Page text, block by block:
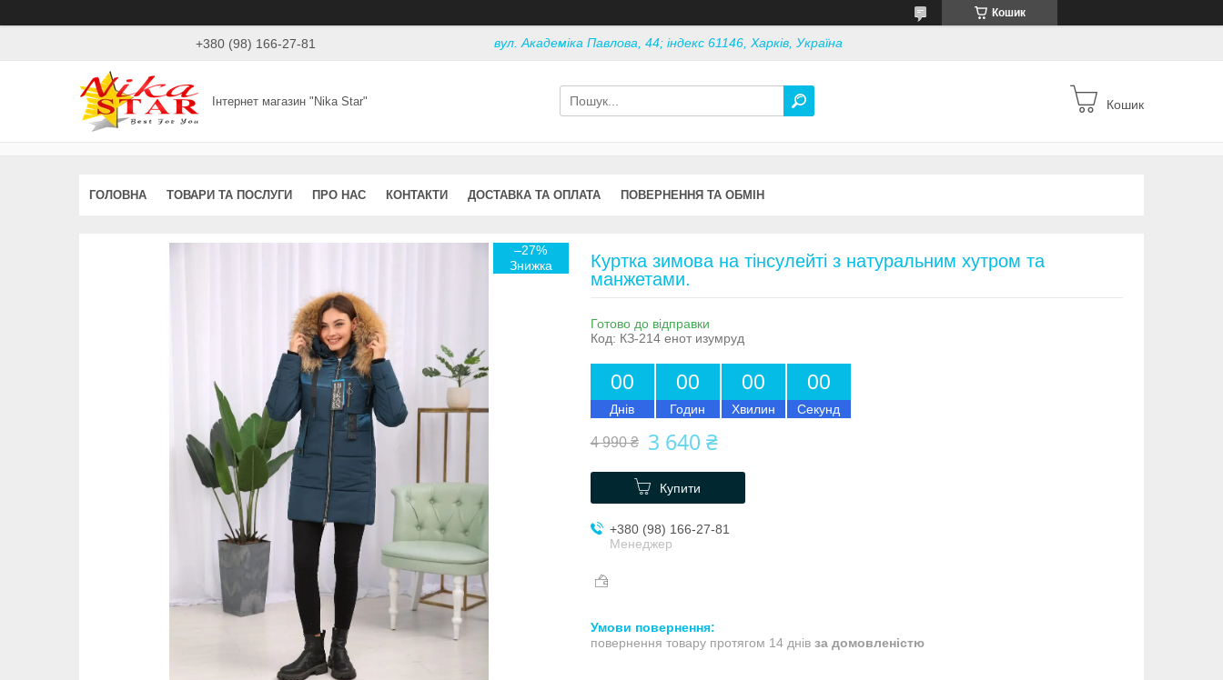
Кошик
+380 (98) 166-27-81 вул. Академіка Павлова, 44; індекс 61146, Харків, Україна
Інтернет магазин "Nika Star" Кошик
ГОЛОВНА ТОВАРИ ТА ПОСЛУГИ ПРО НАС КОНТАКТИ ДОСТАВКА ТА ОПЛАТА ПОВЕРНЕННЯ ТА ОБМІН
–27%
Куртка зимова на тінсулейті з натуральним хутром та
манжетами.
Готово до відправки
Код: КЗ-214 енот изумруд
00
Днів
00
Годин
00
Хвилин
00
Секунд
4 990 ₴ 3 640 ₴
Купити
+380 (98) 166-27-81
Менеджер
повернення товару протягом 14 днів за домовленістю